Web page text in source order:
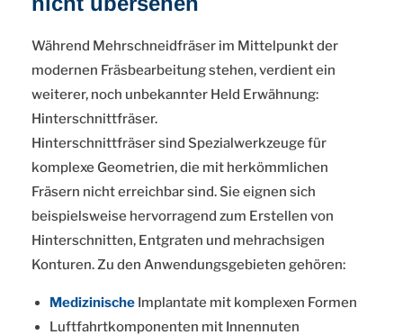
Während Mehrschneidfräser im Mittelpunkt der
modernen Fräsbearbeitung stehen, verdient ein
weiterer, noch unbekannter Held Erwähnung:
Hinterschnittfräser.
Hinterschnittfräser sind Spezialwerkzeuge für
komplexe Geometrien, die mit herkömmlichen
Fräsern nicht erreichbar sind. Sie eignen sich
beispielsweise hervorragend zum Erstellen von
Hinterschnitten, Entgraten und mehrachsigen
Konturen. Zu den Anwendungsgebieten gehören:
Medizinische Implantate mit komplexen Formen
Luftfahrtkomponenten mit Innennuten